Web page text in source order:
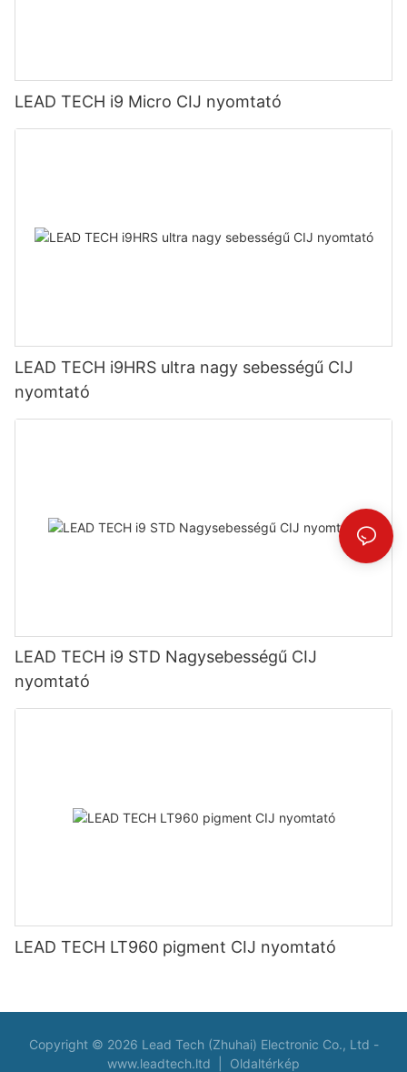
LEAD TECH i9 Micro CIJ nyomtató
LEAD TECH i9HRS ultra nagy sebességű CIJ
nyomtató
LEAD TECH i9 STD Nagysebességű CIJ
nyomtató
LEAD TECH LT960 pigment CIJ nyomtató
Copyright © 2026 Lead Tech (Zhuhai) Electronic Co., Ltd -
www.leadtech.ltd
Oldaltérkép